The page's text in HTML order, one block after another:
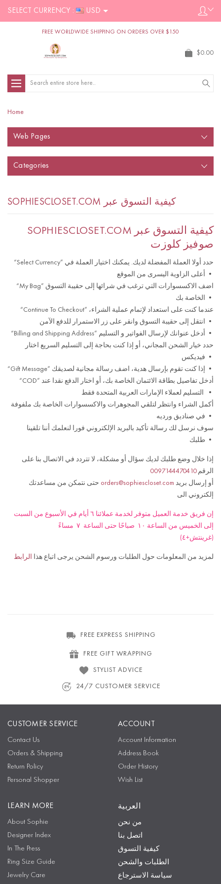
SELECT CURRENCY : USD
FREE WORLDWIDE SHIPPING ON ORDERS OVER $150
$0.00
Search
Home
Web Pages
Categories
SOPHIESCLOSET.COM كيفية التسوق عبر
SOPHIESCLOSET.COM كيفية التسوق عبر
صوفيز كلوزت
“Select Currency” حدد أولا العملة المفضلة لديك. يمكنك اختيار العملة في
أعلى الزاوية اليسرى من الموقع •
“My Bag” اضف الاكسسوارات التي ترغب في شرائها إلى حقيبة التسوق
الخاصة بك •
“Continue To Checkout” عندما كنت على استعداد لإتمام عملية الشراء،
انتقل إلى حقيبة التسوق وانقر على زر الاستمرار للدفع الآمن •
“Billing and Shipping Address” أدخل عنوانك لإرسال الفواتير و التسليم •
حدد خيار الشحن المجاني، أو إذا كنت بحاجة إلى التسليم السريع اختار
فيديكس •
“Gift Message” إذا كنت تقوم بإرسال هدية، اضف رسالة مجانية لصديقك •
“COD” أدخل تفاصيل بطاقة الائتمان الخاصة بك، أو اختار الدفع نقدا عند
التسليم لعملاء الإمارات العربية المتحدة فقط •
أكمل الشراء وانتظر لتلقي المجوهرات والاكسسوارات الخاصة بك ملفوفة
في صناديق ورديه •
سوف نرسل لك رسالة تأكيد بالبريد الإلكتروني فورا لنعلمك أننا تلقينا
طلبك •
إذا خلال وضع طلبك لديك سؤال أو مشكلة، لا تتردد في الاتصال بنا على
الرقم
009714447041 0
orders@sophiescloset.com
إلكتروني الى
إن فريق خدمة العميل متوفر لخدمة عملائنا ٦ أيام في الأسبوع من السبت
إلى الخميس من الساعة ١٠ صباحًا حتى الساعة ٧ مساءً
(غرينتش+٤)
لمزيد من المعلومات حول الطلبات ورسوم الشحن يرجى اتباع هذا الرابط
FREE EXPRESS SHIPPING
FREE GIFT WRAPPING
STYLIST ADVICE
24/7 CUSTOMER SERVICE
CUSTOMER SERVICE
Contact Us
Orders & Shipping
Return Policy
Personal Shopper
ACCOUNT
Account Information
Address Book
Order History
Wish List
LEARN MORE
About Sophie
Designer Index
In The Press
Ring Size Guide
Jewelry Care
العربية
من نحن
اتصل بنا
كيفية التسوق
الطلبات والشحن
سياسة الاسترجاع